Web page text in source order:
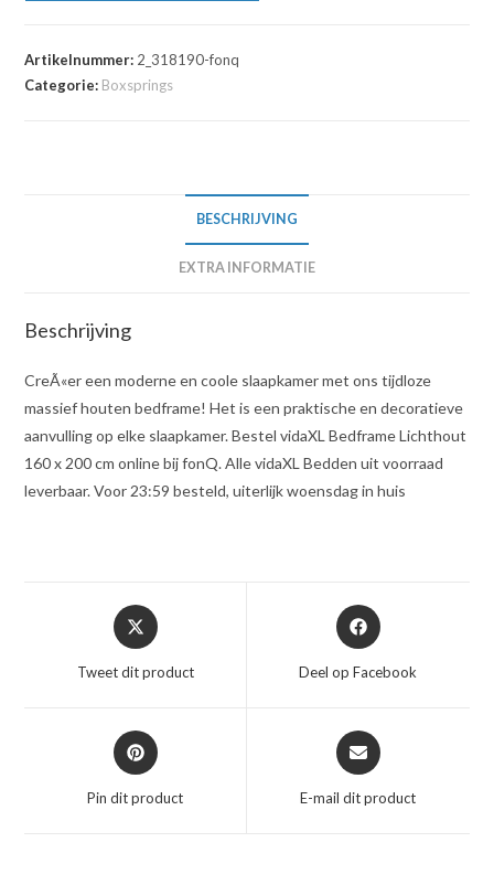
Artikelnummer: 2_318190-fonq
Categorie: Boxsprings
BESCHRIJVING
EXTRA INFORMATIE
Beschrijving
CreÃ«er een moderne en coole slaapkamer met ons tijdloze
massief houten bedframe! Het is een praktische en decoratieve
aanvulling op elke slaapkamer. Bestel vidaXL Bedframe Lichthout
160 x 200 cm online bij fonQ. Alle vidaXL Bedden uit voorraad
leverbaar. Voor 23:59 besteld, uiterlijk woensdag in huis
Opent
in
nieuw
Tweet dit product
Opent
in
nieuw
Deel op Facebook
Opent
in
nieuw
Pin dit product
Opent
in
nieuw
E-mail dit product